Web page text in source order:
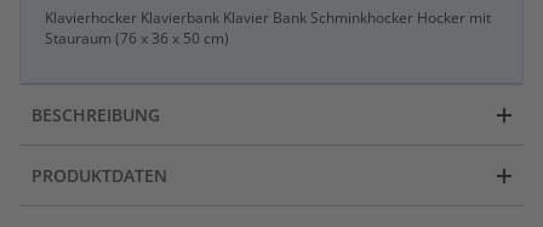
Klavierhocker Klavierbank Klavier Bank Schminkhocker Hocker mit
Stauraum (76 x 36 x 50 cm)
BESCHREIBUNG
PRODUKTDATEN